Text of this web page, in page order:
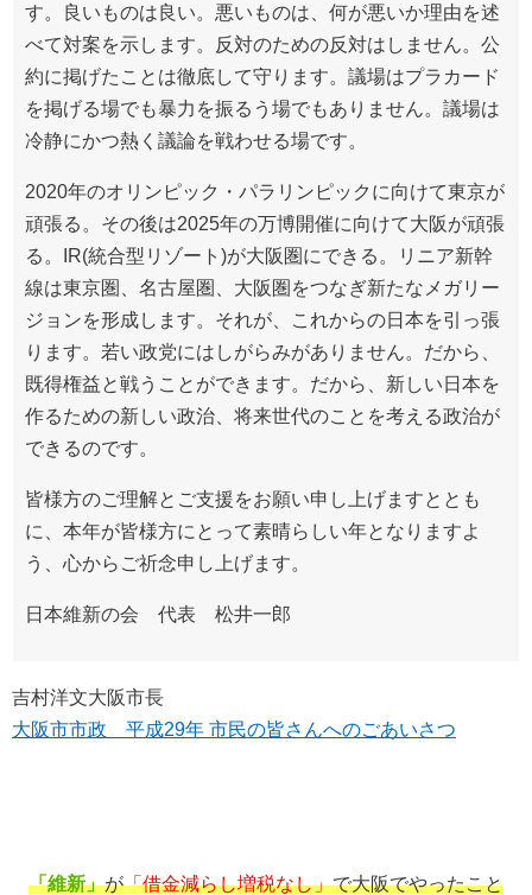
す。良いものは良い。悪いものは、何が悪いか理由を述
べて対案を示します。反対のための反対はしません。公
約に掲げたことは徹底して守ります。議場はプラカード
を掲げる場でも暴力を振るう場でもありません。議場は
冷静にかつ熱く議論を戦わせる場です。
2020年のオリンピック・パラリンピックに向けて東京が
頑張る。その後は2025年の万博開催に向けて大阪が頑張
る。IR(統合型リゾート)が大阪圏にできる。リニア新幹
線は東京圏、名古屋圏、大阪圏をつなぎ新たなメガリー
ジョンを形成します。それが、これからの日本を引っ張
ります。若い政党にはしがらみがありません。だから、
既得権益と戦うことができます。だから、新しい日本を
作るための新しい政治、将来世代のことを考える政治が
できるのです。
皆様方のご理解とご支援をお願い申し上げますととも
に、本年が皆様方にとって素晴らしい年となりますよ
う、心からご祈念申し上げます。
日本維新の会 代表 松井一郎
吉村洋文大阪市長
大阪市市政 平成29年 市民の皆さんへのごあいさつ
「維新」が「借金減らし増税なし」で大阪でやったこと